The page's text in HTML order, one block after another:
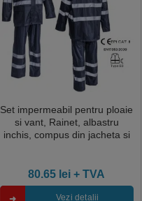
Set impermeabil pentru ploaie
si vant, Rainet, albastru
inchis, compus din jacheta si
ventilatie
80.65 lei + TVA
Vezi detalii